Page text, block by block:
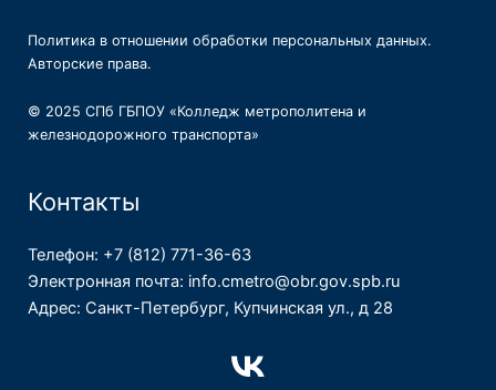
Политика в отношении обработки персональных данных.
Авторские права.
© 2025 СПб ГБПОУ «Колледж метрополитена и
железнодорожного транспорта»
Контакты
Телефон: +7 (812) 771-36-63
Электронная почта: info.cmetro@obr.gov.spb.ru
Адрес: Санкт-Петербург, Купчинская ул., д 28